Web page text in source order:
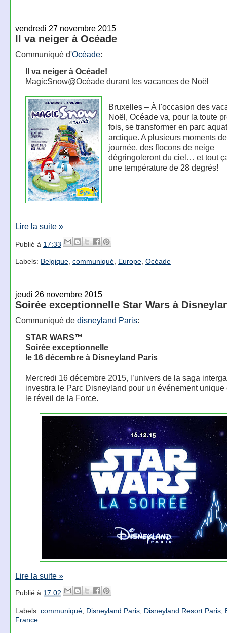
vendredi 27 novembre 2015
Il va neiger à Océade
Communiqué d'Océade:
Il va neiger à Océade!
MagicSnow@Océade durant les vacances de Noël
Bruxelles – À l'occasion des
Noël, Océade va, pour la toute
fois, se transformer en parc
arctique. A plusieurs moments
journée, des flocons de neige
dégringoleront du ciel… et tout
une température de 28 degrés!
Lire la suite »
Publié à 17:33
Labels: Belgique, communiqué, Europe, Océade
jeudi 26 novembre 2015
Soirée exceptionnelle Star Wars à
Communiqué de disneyland Paris:
STAR WARS™
Soirée exceptionnelle
le 16 décembre à Disneyland Paris
Mercredi 16 décembre 2015, l’univers de la saga
investira le Parc Disneyland pour un événement unique
le réveil de la Force.
Lire la suite »
Publié à 17:02
Labels: communiqué, Disneyland Paris, Disneyland Resort Paris,
France